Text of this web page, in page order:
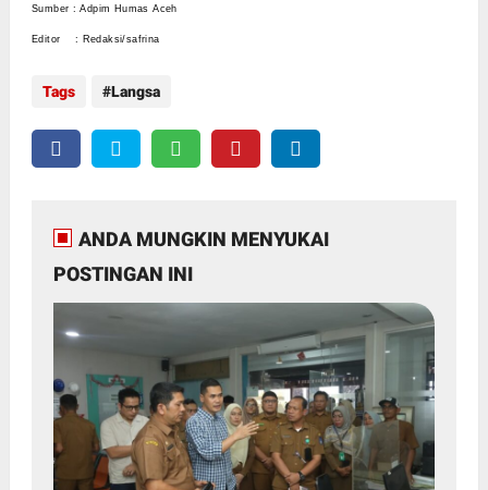
Sumber : Adpim Humas Aceh
Editor : Redaksi/safrina
Tags Langsa
ANDA MUNGKIN MENYUKAI
POSTINGAN INI